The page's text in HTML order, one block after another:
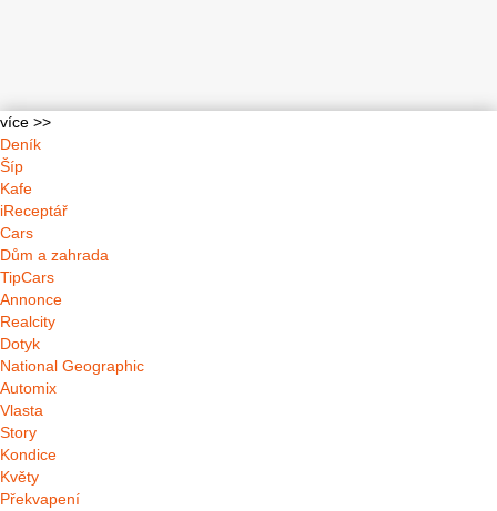
více >>
Deník
Šíp
Kafe
iReceptář
Cars
Dům a zahrada
TipCars
Annonce
Realcity
Dotyk
National Geographic
Automix
Vlasta
Story
Kondice
Květy
Překvapení